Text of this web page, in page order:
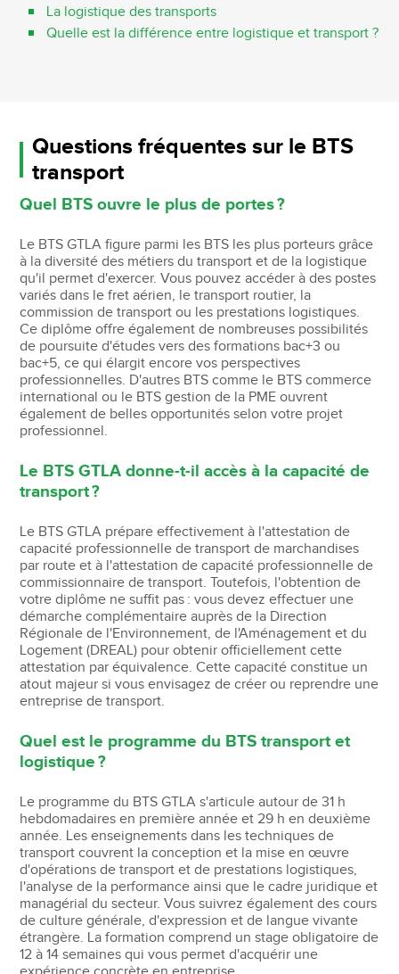
La logistique des transports
Quelle est la différence entre logistique et transport ?
Questions fréquentes sur le BTS
transport
Quel BTS ouvre le plus de portes ?
Le BTS GTLA figure parmi les BTS les plus porteurs grâce
à la diversité des métiers du transport et de la logistique
qu'il permet d'exercer. Vous pouvez accéder à des postes
variés dans le fret aérien, le transport routier, la
commission de transport ou les prestations logistiques.
Ce diplôme offre également de nombreuses possibilités
de poursuite d'études vers des formations bac+3 ou
bac+5, ce qui élargit encore vos perspectives
professionnelles. D'autres BTS comme le BTS commerce
international ou le BTS gestion de la PME ouvrent
également de belles opportunités selon votre projet
professionnel.
Le BTS GTLA donne-t-il accès à la capacité de
transport ?
Le BTS GTLA prépare effectivement à l'attestation de
capacité professionnelle de transport de marchandises
par route et à l'attestation de capacité professionnelle de
commissionnaire de transport. Toutefois, l'obtention de
votre diplôme ne suffit pas : vous devez effectuer une
démarche complémentaire auprès de la Direction
Régionale de l'Environnement, de l'Aménagement et du
Logement (DREAL) pour obtenir officiellement cette
attestation par équivalence. Cette capacité constitue un
atout majeur si vous envisagez de créer ou reprendre une
entreprise de transport.
Quel est le programme du BTS transport et
logistique ?
Le programme du BTS GTLA s'articule autour de 31 h
hebdomadaires en première année et 29 h en deuxième
année. Les enseignements dans les techniques de
transport couvrent la conception et la mise en œuvre
d'opérations de transport et de prestations logistiques,
l'analyse de la performance ainsi que le cadre juridique et
managérial du secteur. Vous suivrez également des cours
de culture générale, d'expression et de langue vivante
étrangère. La formation comprend un stage obligatoire de
12 à 14 semaines qui vous permet d'acquérir une